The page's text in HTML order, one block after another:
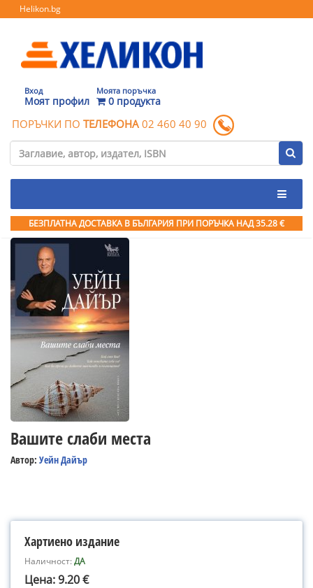
Helikon.bg
Вход
Моят профил
Моята поръчка
0 продукта
ПОРЪЧКИ ПО ТЕЛЕФОНА 02 460 40 90
БЕЗПЛАТНА ДОСТАВКА В БЪЛГАРИЯ ПРИ ПОРЪЧКА НАД 35.28 €
Вашите слаби места
Автор: Уейн Дайър
Хартиено издание
Наличност:ДА
Цена: 9.20 €